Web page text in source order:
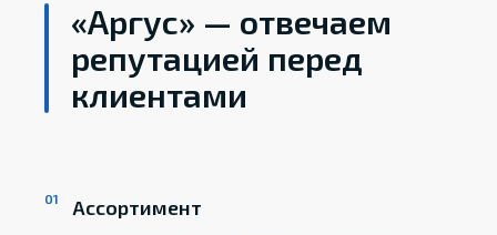
«Аргус» — отвечаем
репутацией перед
клиентами
Ассортимент